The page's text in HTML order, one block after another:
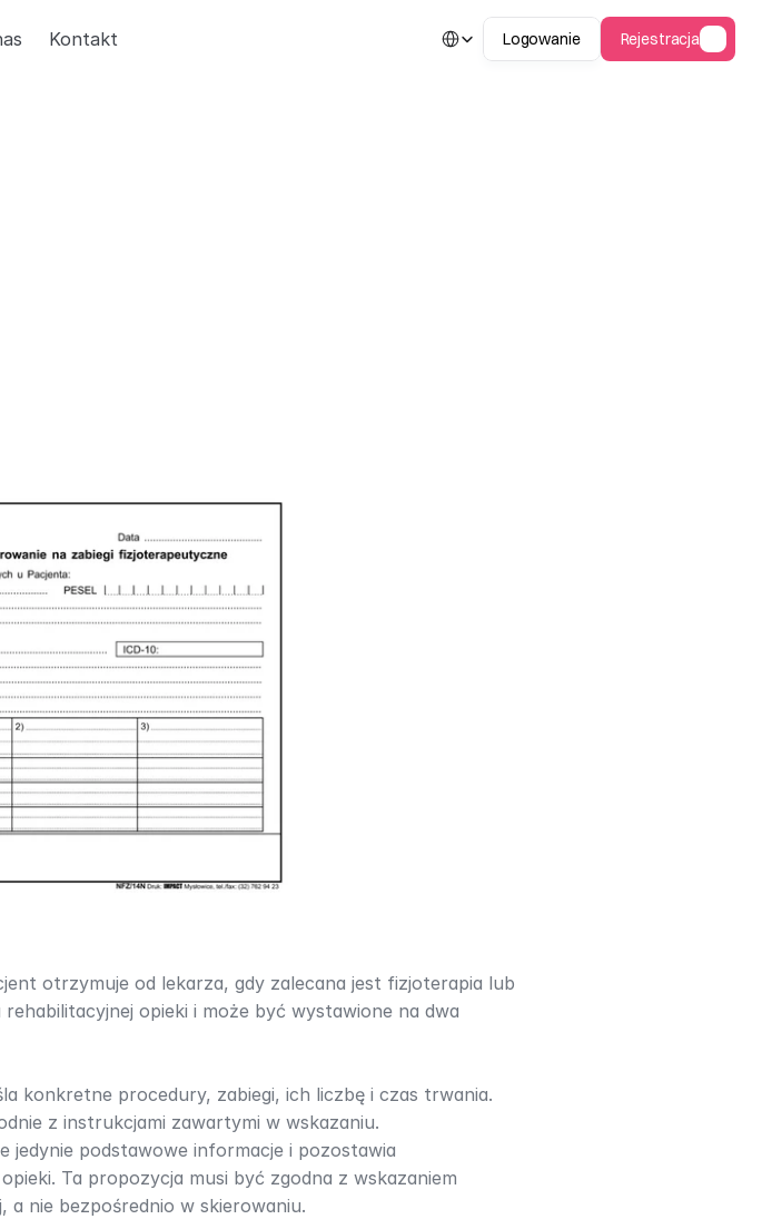
Kontakt
Select Language
Logowanie Rejestracja
otrzymuje od lekarza, gdy zalecana jest fizjoterapia lub
opieki i może być wystawione na dwa
konkretne procedury, zabiegi, ich liczbę i czas trwania.
z instrukcjami zawartymi w wskazaniu.​
jedynie podstawowe informacje i pozostawia
Ta propozycja musi być zgodna z wskazaniem
a nie bezpośrednio w skierowaniu.​